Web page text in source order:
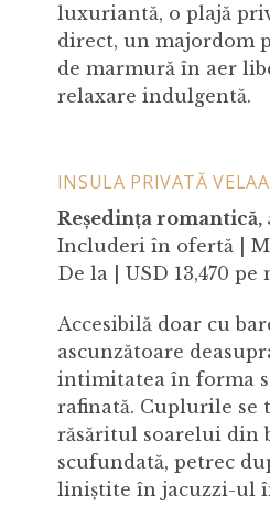
luxuriantă, o plajă
direct, un majordom
de marmură în aer
relaxare indulgentă.
INSULA PRIVATĂ
Reședința romantică,
Includeri în ofertă |
De la | USD 13,470 pe
Accesibilă doar cu
ascunzătoare
intimitatea în forma
rafinată. Cuplurile se
răsăritul soarelui din
scufundată, petrec
liniștite în jacuzzi-ul